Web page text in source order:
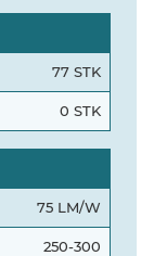
77 STK
0 STK
75 LM/W
250-300